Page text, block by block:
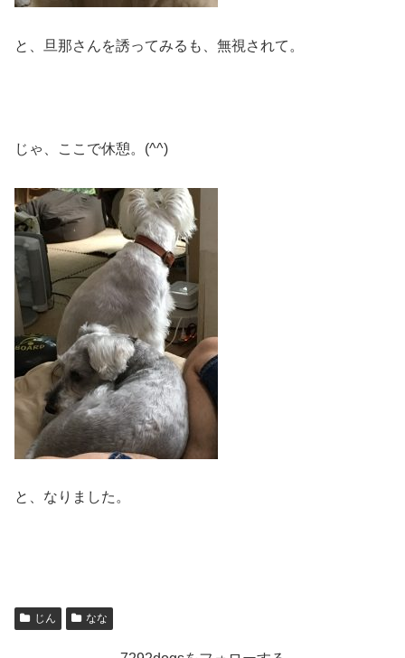
と、旦那さんを誘ってみるも、無視されて。
じゃ、ここで休憩。(^^)
と、なりました。
じん なな